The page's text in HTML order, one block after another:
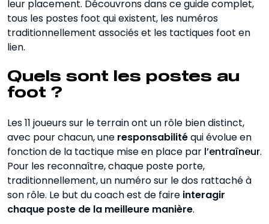
Le numéro 6 Le poste de milieu de
terrain défensif
Le numéro 8 Le poste de milieu de
terrain central
Le numéro 9 Le poste d’avant-centre
Le numéro 10 Le poste de milieu de
terrain offensif
Tableau récapitulatif des postes foot
Quel est le poste le plus dur au foot ?
leur placement. Découvrons dans ce guide complet,
tous les postes foot qui existent, les numéros
traditionnellement associés et les tactiques foot en
lien.
Quels sont les postes au
foot ?
Les 11 joueurs sur le terrain ont un rôle bien distinct,
avec pour chacun, une responsabilitéqui évolue en
fonction de la tactique mise en place par l’entraîneur.
Pour les reconnaître, chaque poste porte,
traditionnellement, un numéro sur le dos rattaché à
son rôle. Le but du coach est de faire interagir
chaque poste de la meilleure manière.